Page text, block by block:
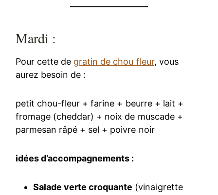
Mardi :
Pour cette de gratin de chou fleur, vous
aurez besoin de :
petit chou-fleur + farine + beurre + lait +
fromage (cheddar) + noix de muscade +
parmesan râpé + sel + poivre noir
idées d’accompagnements :
Salade verte croquante (vinaigrette